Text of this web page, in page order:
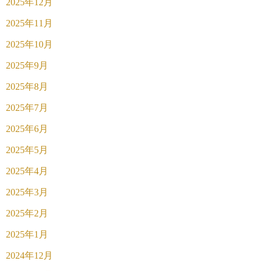
2025年12月
2025年11月
2025年10月
2025年9月
2025年8月
2025年7月
2025年6月
2025年5月
2025年4月
2025年3月
2025年2月
2025年1月
2024年12月